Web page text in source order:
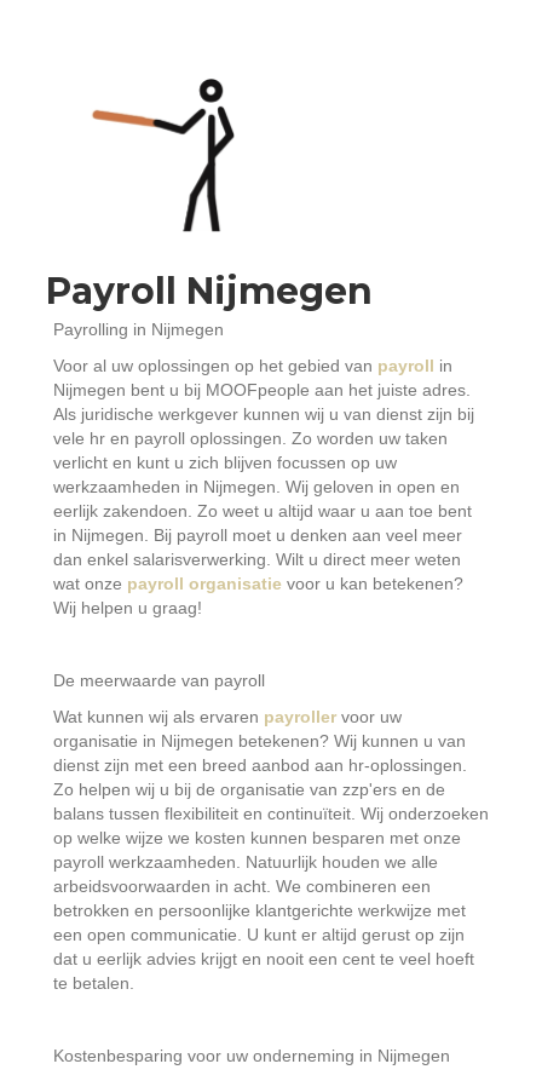
Payroll Nijmegen
Payrolling in Nijmegen
Voor al uw oplossingen op het gebied van payroll in
Nijmegen bent u bij MOOFpeople aan het juiste adres.
Als juridische werkgever kunnen wij u van dienst zijn bij
vele hr en payroll oplossingen. Zo worden uw taken
verlicht en kunt u zich blijven focussen op uw
werkzaamheden in Nijmegen. Wij geloven in open en
eerlijk zakendoen. Zo weet u altijd waar u aan toe bent
in Nijmegen. Bij payroll moet u denken aan veel meer
dan enkel salarisverwerking. Wilt u direct meer weten
wat onze payroll organisatie voor u kan betekenen?
Wij helpen u graag!
De meerwaarde van payroll
Wat kunnen wij als ervaren payroller voor uw
organisatie in Nijmegen betekenen? Wij kunnen u van
dienst zijn met een breed aanbod aan hr-oplossingen.
Zo helpen wij u bij de organisatie van zzp'ers en de
balans tussen flexibiliteit en continuïteit. Wij onderzoeken
op welke wijze we kosten kunnen besparen met onze
payroll werkzaamheden. Natuurlijk houden we alle
arbeidsvoorwaarden in acht. We combineren een
betrokken en persoonlijke klantgerichte werkwijze met
een open communicatie. U kunt er altijd gerust op zijn
dat u eerlijk advies krijgt en nooit een cent te veel hoeft
te betalen.
Kostenbesparing voor uw onderneming in Nijmegen